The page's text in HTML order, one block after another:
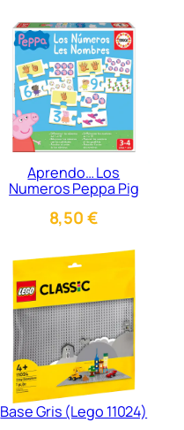
Aprendo… Los
Numeros Peppa Pig
8,50€
Base Gris (Lego 11024)